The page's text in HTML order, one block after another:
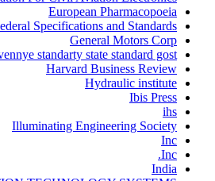
European Pharmacopoeia
Specifications and Standards
General Motors Corp
standarty state standard gost
Harvard Business Review
Hydraulic institute
Ibis Press
ihs
Illuminating Engineering Society
Inc
Inc.
India